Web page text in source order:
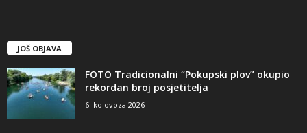
JOŠ OBJAVA
FOTO Tradicionalni “Pokupski plov” okupio
rekordan broj posjetitelja
6. kolovoza 2026